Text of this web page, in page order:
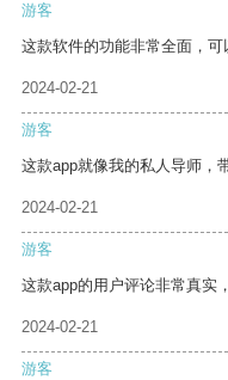
游客
这款软件的功能非常全面，可
2024-02-21
游客
这款app就像我的私人导师，
2024-02-21
游客
这款app的用户评论非常真实
2024-02-21
游客